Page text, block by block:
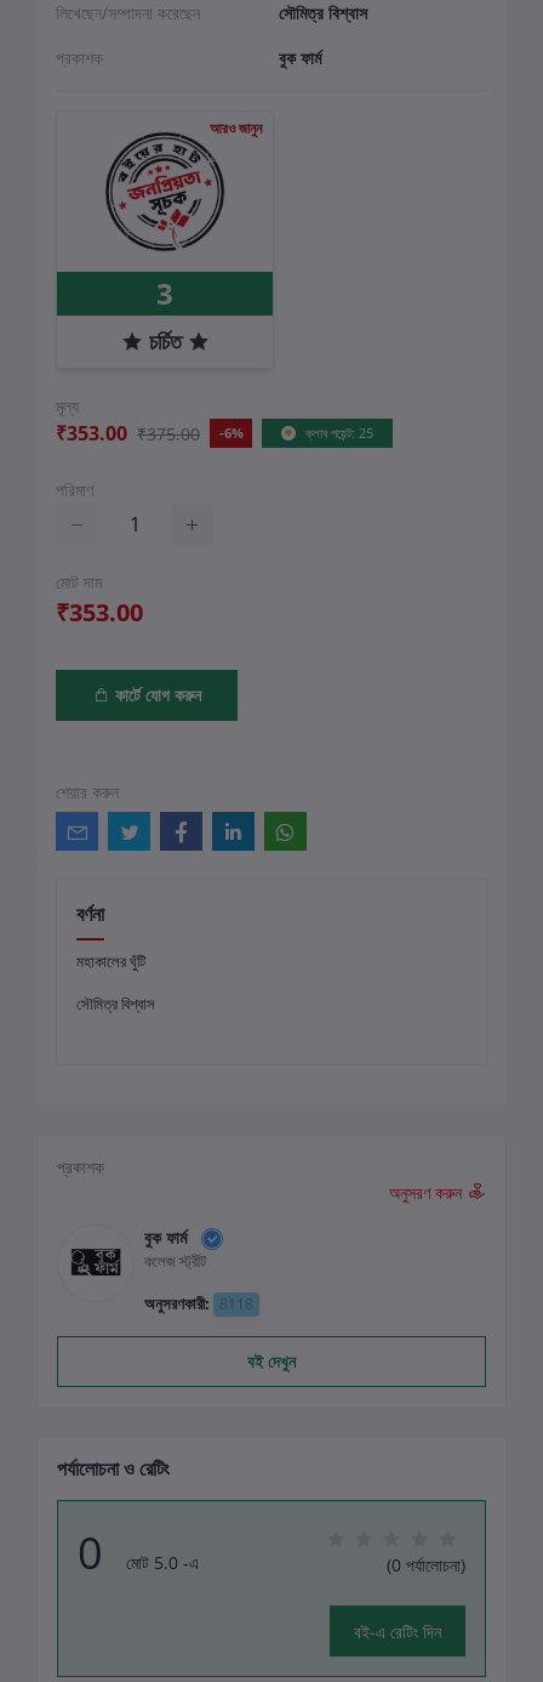
লিখেছেন/সম্পাদনা করেছেন
সৌমিত্র বিশ্বাস
প্রকাশক
বুক ফার্ম
আরও জানুন
3
চর্চিত
মূল্য
₹353.00 ₹375.00 -6% ক্লাব পয়েন্ট: 25
পরিমাণ
মোট দাম
₹353.00
কার্টে যোগ করুন
শেয়ার করুন
বর্ণনা
মহাকালের ঘুঁটি
সৌমিত্র বিশ্বাস
প্রকাশক
অনুসরণ করুন
বুক ফার্ম
কলেজ স্ট্রীট
অনুসরণকারী: 8118
বই দেখুন
পর্যালোচনা ও রেটিং
0 মোট 5.0 -এ (0 পর্যালোচনা)
বই-এ রেটিং দিন